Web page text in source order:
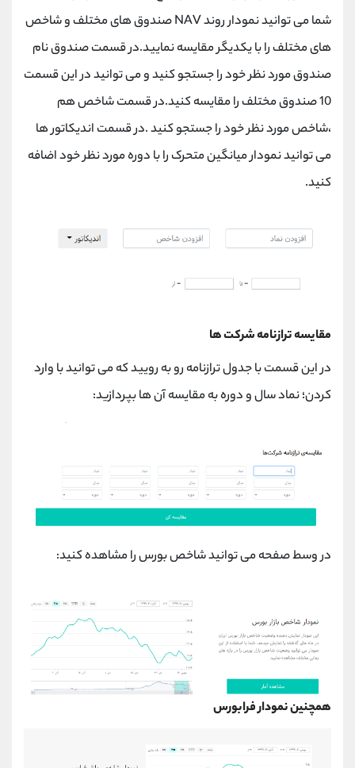
شما می توانید نمودار روند NAV صندوق های مختلف و شاخص
های مختلف را با یکدیگر مقایسه نمایید.در قسمت صندوق نام
صندوق مورد نظر خود را جستجو کنید و می توانید در این قسمت
10 صندوق مختلف را مقایسه کنید.در قسمت شاخص هم
،شاخص مورد نظر خود را جستجو کنید .در قسمت اندیکاتور ها
می توانید نمودار میانگین متحرک را با دوره مورد نظر خود اضافه
کنید.
مقایسه ترازنامه شرکت ها
در این قسمت با جدول ترازنامه رو به رویید که می توانید با وارد
کردن؛ نماد سال و دوره به مقایسه آن ها بپردازید:
در وسط صفحه می توانید شاخص بورس را مشاهده کنید:
همچنین نمودار فرابورس